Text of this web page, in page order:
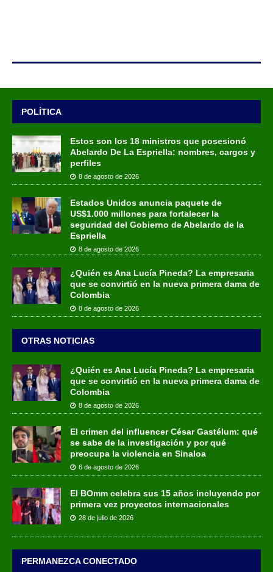
POLÍTICA
Estos son los 18 ministros que posesionó
Abelardo De La Espriella: nombres, cargos y
perfiles
8 de agosto de 2026
Estados Unidos anuncia paquete de
US$1.000 millones para fortalecer la
seguridad del Gobierno de Abelardo de la
Espriella
8 de agosto de 2026
¿Quién es Ana Lucía Pineda? La empresaria
que se convirtió en la nueva primera dama de
Colombia
8 de agosto de 2026
OTRAS NOTICIAS
¿Quién es Ana Lucía Pineda? La empresaria
que se convirtió en la nueva primera dama de
Colombia
8 de agosto de 2026
El crimen del influencer César Gastélum: qué
se sabe de la investigación y por qué
preocupa la violencia en Sinaloa
6 de agosto de 2026
El BOmm celebra sus 15 años incluyendo por
primera vez proyectos internacionales
28 de julio de 2026
PERMANEZCA CONECTADO